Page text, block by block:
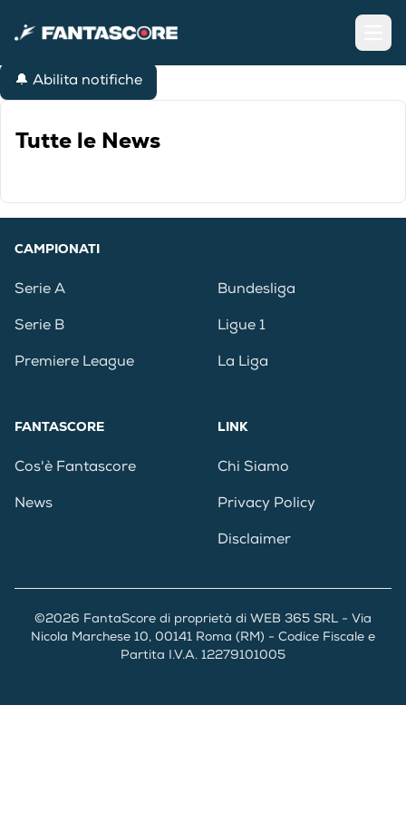
🔔 Abilita notifiche
Tutte le News
CAMPIONATI
Serie A
Serie B
Premiere League
Bundesliga
Ligue 1
La Liga
FANTASCORE
Cos'è Fantascore
News
LINK
Chi Siamo
Privacy Policy
Disclaimer
©2026 FantaScore di proprietà di WEB 365 SRL - Via
Nicola Marchese 10, 00141 Roma (RM) - Codice Fiscale e
Partita I.V.A. 12279101005